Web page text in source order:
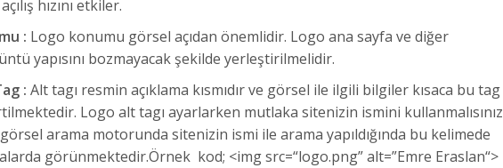
hızını etkiler.
: Logo konumu görsel açıdan önemlidir. Logo ana sayfa ve diğer
yapısını bozmayacak şekilde yerleştirilmelidir.
: Alt tagı resmin açıklama kısmıdır ve görsel ile ilgili bilgiler kısaca bu tag
Logo alt tagı ayarlarken mutlaka sitenizin ismini kullanmalısınız
arama motorunda sitenizin ismi ile arama yapıldığında bu kelimede
görünmektedir.Örnek kod; <imgsrc=“logo.png”alt=”Emre Eraslan“>